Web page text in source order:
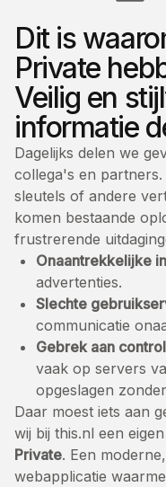
Dit is
Private
Veilig en
informatie
Dagelijks delen we
collega's en
sleutels of andere
komen bestaande
frustrerende
Onaantrekkelijke
advertenties.
Slechte
communicatie
Gebrek aan
vaak op servers
opgeslagen
Daar moest iets aan
wij bij this.nl een
Private. Een
webapplicatie